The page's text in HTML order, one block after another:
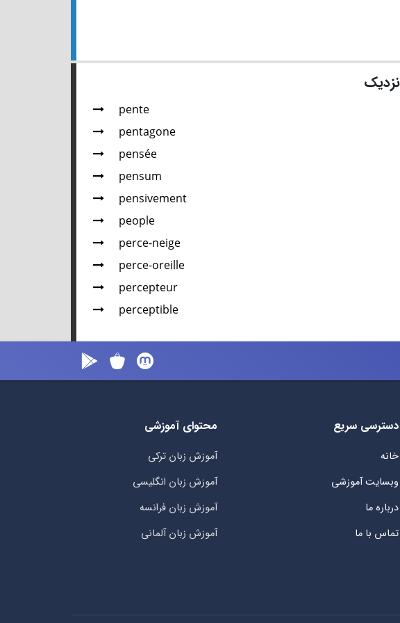
pente
pentagone
pensée
pensum
pensivement
people
perce-neige
perce-oreille
percepteur
perceptible
دسترسی سریع
خانه
وبسایت آموزشی
درباره ما
تماس با ما
محتوای آموزشی
آموزش زبان ترکی
آموزش زبان انگلیسی
آموزش زبان فرانسه
آموزش زبان آلمانی